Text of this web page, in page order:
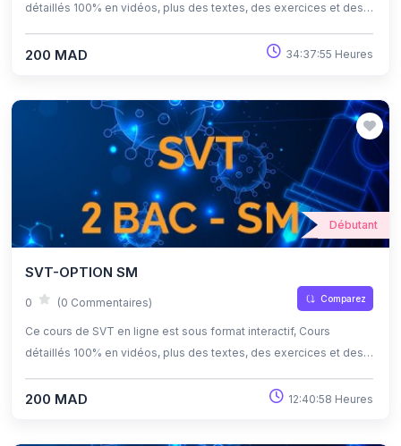
détaillés 100% en vidéos, plus des textes, des exercices et des
d'apprendre à son propre rythme grâce à l'auto-apprentissage et
200 MAD 34:37:55 Heures
Débutant
SVT-OPTION SM
0 (0 Commentaires) Comparez
Ce cours de SVT en ligne est sous format interactif, Cours
détaillés 100% en vidéos, plus des textes, des exercices et des
d'apprendre à son propre rythme grâce à l'auto-apprentissage et
200 MAD 12:40:58 Heures